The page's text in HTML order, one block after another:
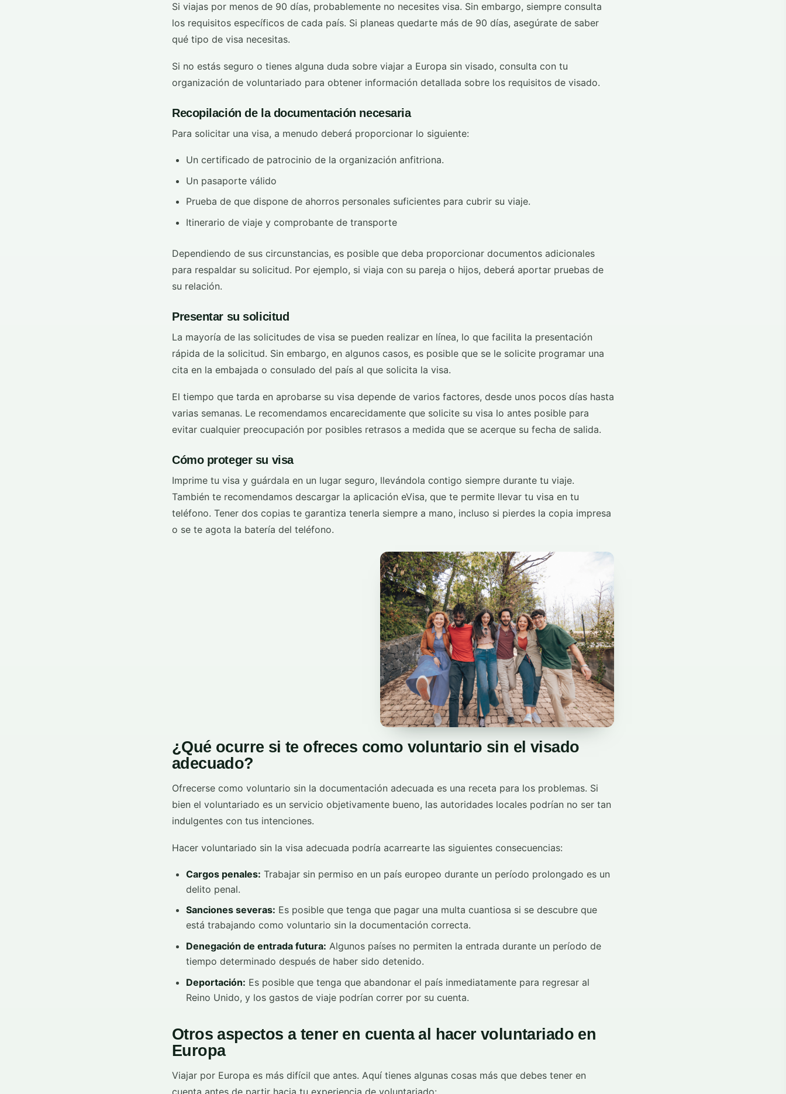
Si viajas por menos de 90 días, probablemente no necesites visa. Sin embargo, siempre consulta
los requisitos específicos de cada país. Si planeas quedarte más de 90 días, asegúrate de saber
qué tipo de visa necesitas.
Si no estás seguro o tienes alguna duda sobre viajar a Europa sin visado, consulta con tu
organización de voluntariado para obtener información detallada sobre los requisitos de visado.
Recopilación de la documentación necesaria
Para solicitar una visa, a menudo deberá proporcionar lo siguiente:
Un certificado de patrocinio de la organización anfitriona.
Un pasaporte válido
Prueba de que dispone de ahorros personales suficientes para cubrir su viaje.
Itinerario de viaje y comprobante de transporte
Dependiendo de sus circunstancias, es posible que deba proporcionar documentos adicionales
para respaldar su solicitud. Por ejemplo, si viaja con su pareja o hijos, deberá aportar pruebas de
su relación.
Presentar su solicitud
La mayoría de las solicitudes de visa se pueden realizar en línea, lo que facilita la presentación
rápida de la solicitud. Sin embargo, en algunos casos, es posible que se le solicite programar una
cita en la embajada o consulado del país al que solicita la visa.
El tiempo que tarda en aprobarse su visa depende de varios factores, desde unos pocos días hasta
varias semanas. Le recomendamos encarecidamente que solicite su visa lo antes posible para
evitar cualquier preocupación por posibles retrasos a medida que se acerque su fecha de salida.
Cómo proteger su visa
Imprime tu visa y guárdala en un lugar seguro, llevándola contigo siempre durante tu viaje.
También te recomendamos descargar la aplicación eVisa, que te permite llevar tu visa en tu
teléfono. Tener dos copias te garantiza tenerla siempre a mano, incluso si pierdes la copia impresa
o se te agota la batería del teléfono.
¿Qué ocurre si te ofreces como voluntario sin el visado
adecuado?
Ofrecerse como voluntario sin la documentación adecuada es una receta para los problemas. Si
bien el voluntariado es un servicio objetivamente bueno, las autoridades locales podrían no ser tan
indulgentes con tus intenciones.
Hacer voluntariado sin la visa adecuada podría acarrearte las siguientes consecuencias:
Cargos penales: Trabajar sin permiso en un país europeo durante un período prolongado es un
delito penal.
Sanciones severas: Es posible que tenga que pagar una multa cuantiosa si se descubre que
está trabajando como voluntario sin la documentación correcta.
Denegación de entrada futura: Algunos países no permiten la entrada durante un período de
tiempo determinado después de haber sido detenido.
Deportación: Es posible que tenga que abandonar el país inmediatamente para regresar al
Reino Unido, y los gastos de viaje podrían correr por su cuenta.
Otros aspectos a tener en cuenta al hacer voluntariado en
Europa
Viajar por Europa es más difícil que antes. Aquí tienes algunas cosas más que debes tener en
cuenta antes de partir hacia tu experiencia de voluntariado: